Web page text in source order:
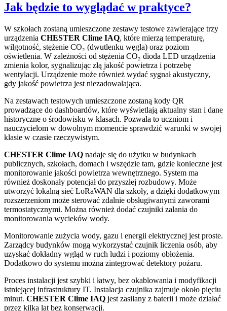
Jak będzie to wyglądać w praktyce?
W szkołach zostaną umieszczone zestawy testowe zawierające trzy
urządzenia CHESTER Clime IAQ, które mierzą temperaturę,
wilgotność, stężenie CO₂ (dwutlenku węgla) oraz poziom
oświetlenia. W zależności od stężenia CO₂ dioda LED urządzenia
zmienia kolor, sygnalizując złą jakość powietrza i potrzebę
wentylacji. Urządzenie może również wydać sygnał akustyczny,
gdy jakość powietrza jest niezadowalająca.
Na zestawach testowych umieszczone zostaną kody QR
prowadzące do dashboardów, które wyświetlają aktualny stan i dane
historyczne o środowisku w klasach. Pozwala to uczniom i
nauczycielom w dowolnym momencie sprawdzić warunki w swojej
klasie w czasie rzeczywistym.
CHESTER Clime IAQ nadaje się do użytku w budynkach
publicznych, szkołach, domach i wszędzie tam, gdzie konieczne jest
monitorowanie jakości powietrza wewnętrznego. System ma
również doskonały potencjał do przyszłej rozbudowy. Może
utworzyć lokalną sieć LoRaWAN dla szkoły, a dzięki dodatkowym
rozszerzeniom może sterować zdalnie obsługiwanymi zaworami
termostatycznymi. Można również dodać czujniki zalania do
monitorowania wycieków wody.
Monitorowanie zużycia wody, gazu i energii elektrycznej jest proste.
Zarządcy budynków mogą wykorzystać czujnik liczenia osób, aby
uzyskać dokładny wgląd w ruch ludzi i poziomy obłożenia.
Dodatkowo do systemu można zintegrować detektory pożaru.
Proces instalacji jest szybki i łatwy, bez okablowania i modyfikacji
istniejącej infrastruktury IT. Instalacja czujnika zajmuje około pięciu
minut. CHESTER Clime IAQ jest zasilany z baterii i może działać
przez kilka lat bez konserwacji.